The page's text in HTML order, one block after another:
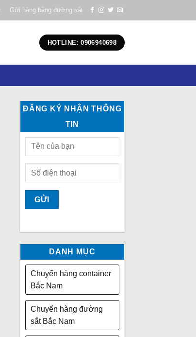
Gửi hàng bằng đường sắt
HOTLINE: 0906940698
ĐĂNG KÝ NHẬN THÔNG
TIN
DANH MỤC
Chuyển hàng container
Bắc Nam
Chuyển hàng đường
sắt Bắc Nam